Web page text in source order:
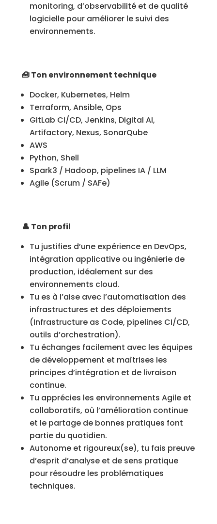
monitoring, d’observabilité et de qualité
logicielle pour améliorer le suivi des
environnements.
🧰 Ton environnement technique
Docker, Kubernetes, Helm
Terraform, Ansible, Ops
GitLab CI/CD, Jenkins, Digital AI,
Artifactory, Nexus, SonarQube
AWS
Python, Shell
Spark3 / Hadoop, pipelines IA / LLM
Agile (Scrum / SAFe)
👤 Ton profil
Tu justifies d’une expérience en DevOps,
intégration applicative ou ingénierie de
production, idéalement sur des
environnements cloud.
Tu es à l’aise avec l’automatisation des
infrastructures et des déploiements
(Infrastructure as Code, pipelines CI/CD,
outils d’orchestration).
Tu échanges facilement avec les équipes
de développement et maîtrises les
principes d’intégration et de livraison
continue.
Tu apprécies les environnements Agile et
collaboratifs, où l’amélioration continue
et le partage de bonnes pratiques font
partie du quotidien.
Autonome et rigoureux(se), tu fais preuve
d’esprit d’analyse et de sens pratique
pour résoudre les problématiques
techniques.